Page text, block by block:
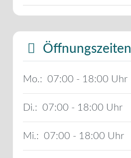
Öffnungszeiten
Mo.: 07:00 - 18:00
Di.: 07:00 - 18:00
Mi.: 07:00 - 18:00